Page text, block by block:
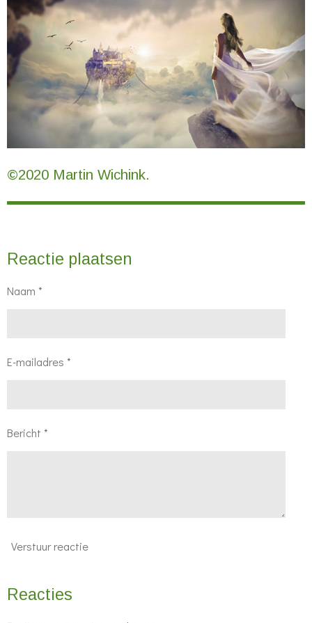
©2020 Martin Wichink.
Reactie plaatsen
Naam *
E-mailadres *
Bericht *
Verstuur reactie
Reacties